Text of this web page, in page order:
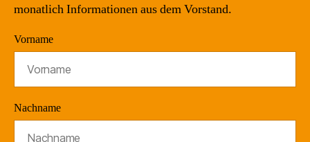
monatlich Informationen aus dem Vorstand.
Vorname
Nachname